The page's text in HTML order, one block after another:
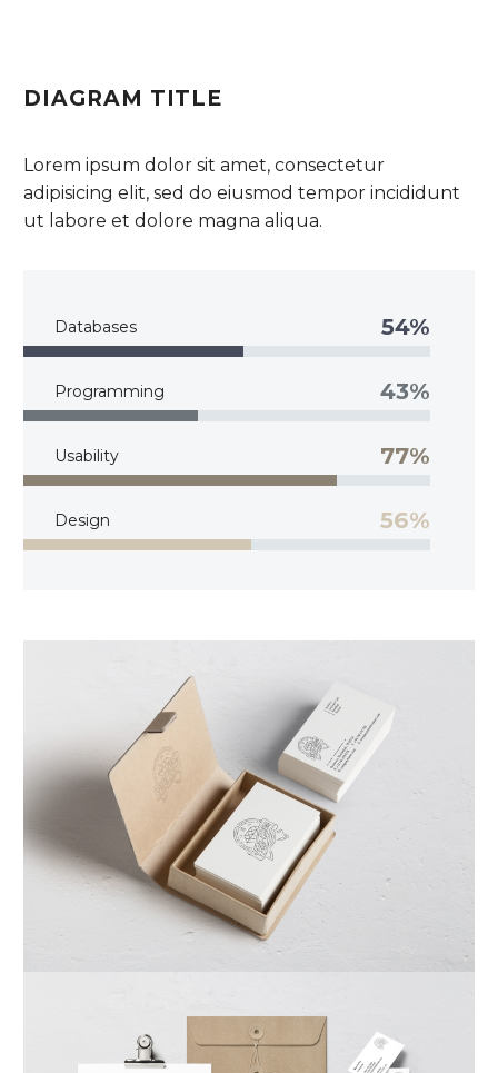
DIAGRAM TITLE
Lorem ipsum dolor sit amet, consectetur
adipisicing elit, sed do eiusmod tempor incididunt
ut labore et dolore magna aliqua.
Databases 54%
Programming 43%
Usability 77%
Design 56%